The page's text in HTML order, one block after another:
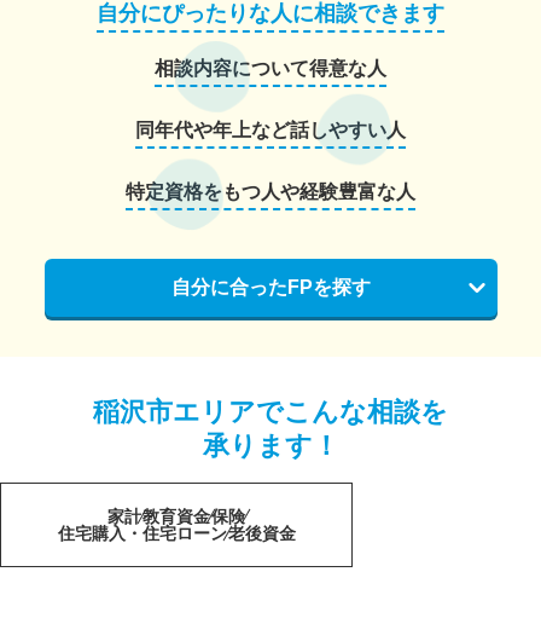
自分にぴったりな人に相談できます
相談内容について得意な人
同年代や年上など話しやすい人
特定資格をもつ人や経験豊富な人
自分に合ったFPを探す
稲沢市エリアでこんな相談を
承ります！
家計教育資金保険
住宅購入・住宅ローン老後資金